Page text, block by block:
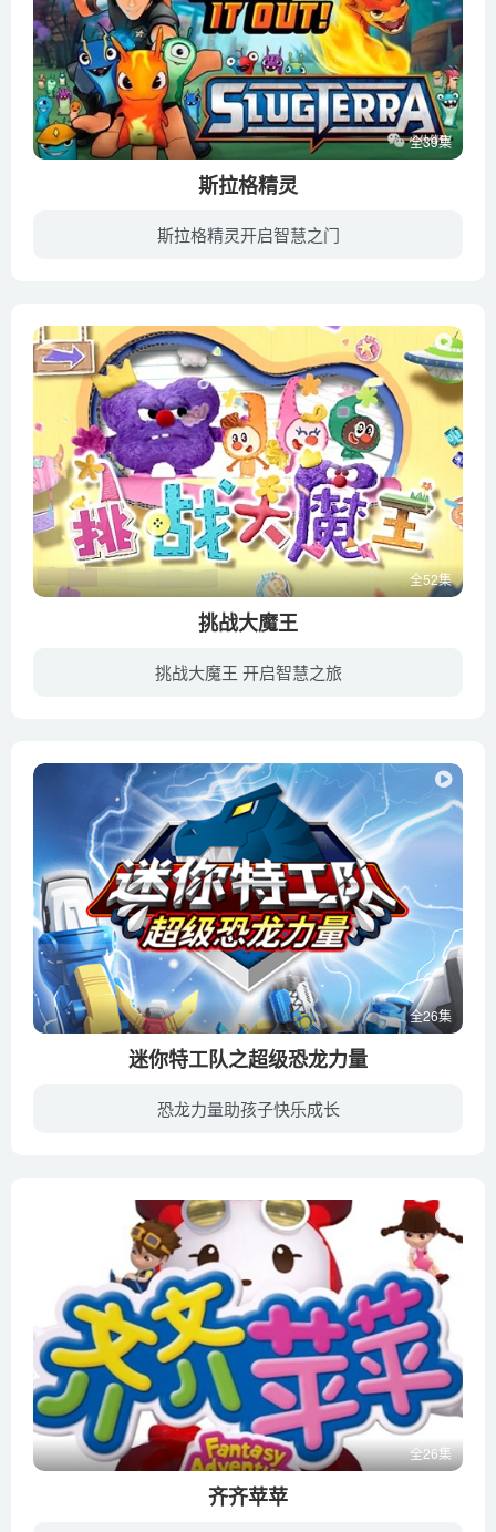
全39集
斯拉格精灵
斯拉格精灵开启智慧之门
全52集
挑战大魔王
挑战大魔王 开启智慧之旅
全26集
迷你特工队之超级恐龙力量
恐龙力量助孩子快乐成长
全26集
齐齐苹苹